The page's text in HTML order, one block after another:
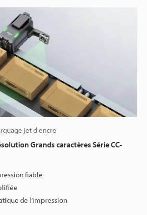
jet d'encre
Grands caractères Série CC-
fiable
de l’impression